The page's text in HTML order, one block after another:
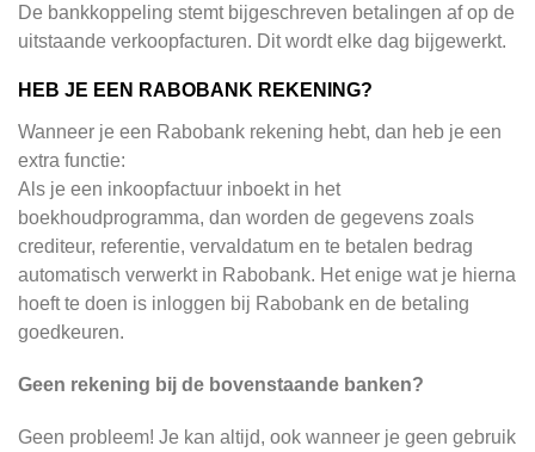
De bankkoppeling stemt bijgeschreven betalingen af op de
uitstaande verkoopfacturen. Dit wordt elke dag bijgewerkt.
HEB JE EEN RABOBANK REKENING?
Wanneer je een Rabobank rekening hebt, dan heb je een
extra functie:
Als je een inkoopfactuur inboekt in het
boekhoudprogramma, dan worden de gegevens zoals
crediteur, referentie, vervaldatum en te betalen bedrag
automatisch verwerkt in Rabobank. Het enige wat je hierna
hoeft te doen is inloggen bij Rabobank en de betaling
goedkeuren.
Geen rekening bij de bovenstaande banken?
Geen probleem! Je kan altijd, ook wanneer je geen gebruik